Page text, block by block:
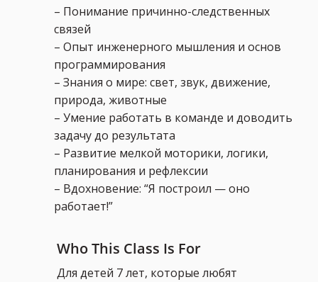
– Понимание причинно-следственных
связей
– Опыт инженерного мышления и основ
программирования
– Знания о мире: свет, звук, движение,
природа, животные
– Умение работать в команде и доводить
задачу до результата
– Развитие мелкой моторики, логики,
планирования и рефлексии
– Вдохновение: “Я построил — оно
работает!”
Who This Class Is For
Для детей 7 лет, которые любят